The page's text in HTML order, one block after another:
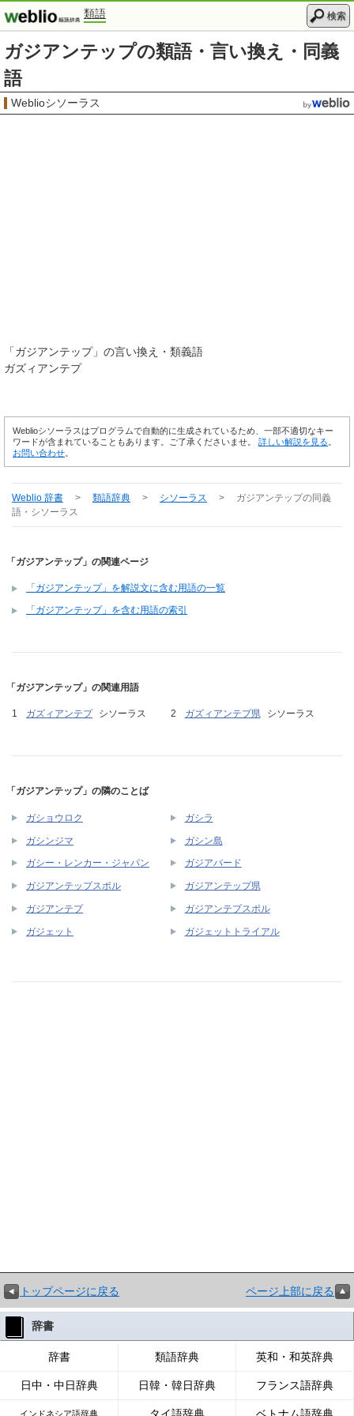
類語 検索
ガジアンテップの類語・言い換え・同義
語
Weblioシソーラス
「ガジアンテップ」の言い換え・類義語
ガズィアンテプ
Weblioシソーラスはプログラムで自動的に生成されているため、一部不適切なキー
ワードが含まれていることもあります。ご了承くださいませ。 詳しい解説を見る
お問い合わせ
Weblio 辞書 > 類語辞典 > シソーラス > ガジアンテップの同義
語・シソーラス
「ガジアンテップ」の関連ページ
「ガジアンテップ」を解説文に含む用語の一覧
「ガジアンテップ」を含む用語の索引
「ガジアンテップ」の関連用語
ガズィアンテプ シソーラス ガズィアンテプ県 シソーラス
「ガジアンテップ」の隣のことば
ガショウロク ガシラ
ガシンジマ ガシン島
ガシー・レンカー・ジャパン ガジアバード
ガジアンテップスポル ガジアンテップ県
ガジアンテプ ガジアンテプスポル
ガジェット ガジェットトライアル
トップページに戻る ページ上部に戻る
辞書
辞書 類語辞典 英和・和英辞典
日中・中日辞典 日韓・韓日辞典 フランス語辞典
インドネシア語辞典